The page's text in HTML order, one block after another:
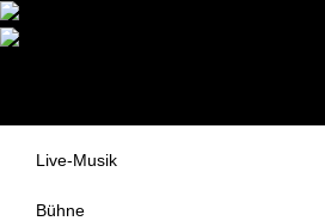
Themen
Live-Musik
Bühne